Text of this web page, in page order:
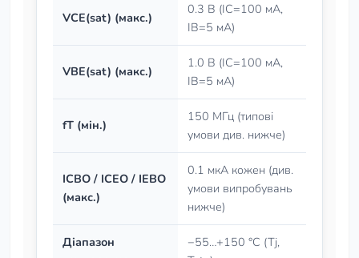
VCE(sat) (макс.)
0.3 В (IC=100 мА,
IB=5 мА)
VBE(sat) (макс.)
1.0 В (IC=100 мА,
IB=5 мА)
fT (мін.)
150 МГц (типові
умови див. нижче)
ICBO / ICEO / IEBO
(макс.)
0.1 мкА кожен (див.
умови випробувань
нижче)
Діапазон
−55…+150 °C (Tj,